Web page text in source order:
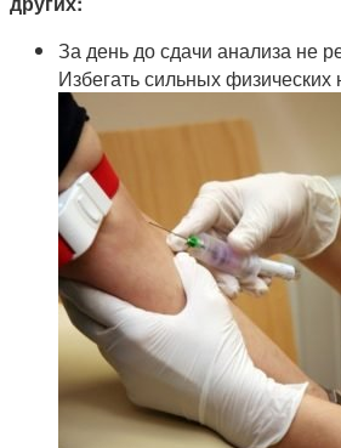
За день до сдачи анализа не
Избегать сильных физических